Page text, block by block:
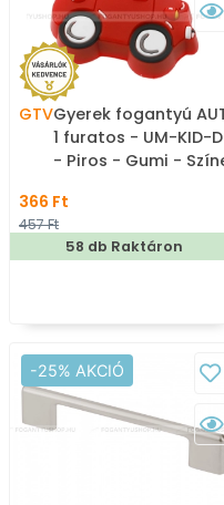
GTVGyerek fogantyú
1 furatos - UM-KID-D-
- Piros - Gumi -
366 Ft
457 Ft
58 db Raktáron
-25% AKCIÓ